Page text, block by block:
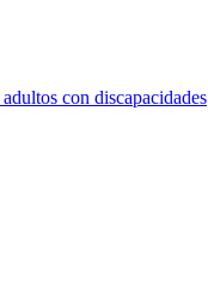
con discapacidades